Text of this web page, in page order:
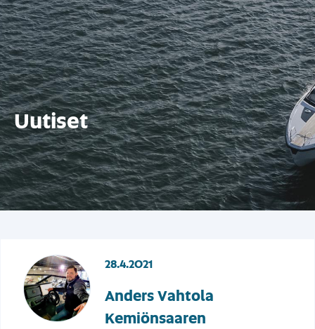
Uutiset
28.4.2021
Anders Vahtola
Kemiönsaaren